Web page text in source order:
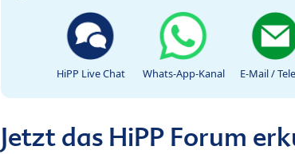
HiPP Live Chat Whats-App-Kanal E-Mail /
Jetzt das HiPP Forum